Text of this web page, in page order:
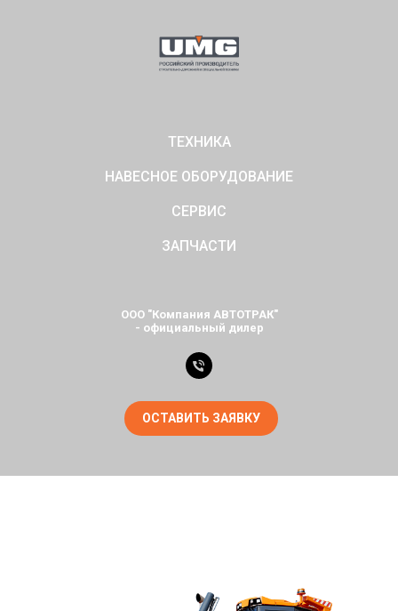
ТЕХНИКА
НАВЕСНОЕ ОБОРУДОВАНИЕ
СЕРВИС
ЗАПЧАСТИ
ООО "Компания АВТОТРАК"
- официальный дилер
ОСТАВИТЬ ЗАЯВКУ